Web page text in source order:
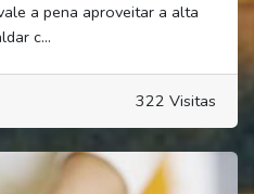
a pena aproveitar a alta
c...
322 Visitas